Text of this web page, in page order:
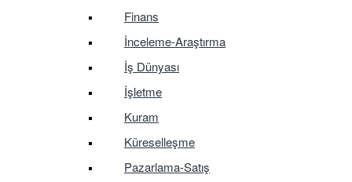
Finans
İnceleme-Araştırma
İş Dünyası
İşletme
Kuram
Küreselleşme
Pazarlama-Satış